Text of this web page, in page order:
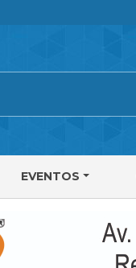
EVENTOS